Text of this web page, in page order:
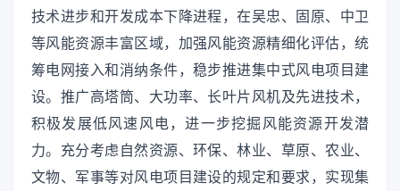
技术进步和开发成本下降进程，在吴忠、固原、中卫
等风能资源丰富区域，加强风能资源精细化评估，统
筹电网接入和消纳条件，稳步推进集中式风电项目建
设。推广高塔筒、大功率、长叶片风机及先进技术，
积极发展低风速风电，进一步挖掘风能资源开发潜
力。充分考虑自然资源、环保、林业、草原、农业、
文物、军事等对风电项目建设的规定和要求，实现集